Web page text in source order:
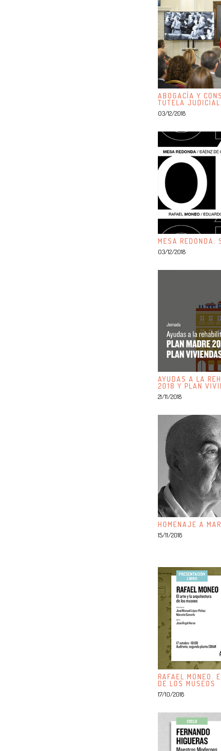
ABOGACÍA Y
TUTELA
03/12/2018
MESA
03/12/2018
AYUDAS A LA
2018 Y PLAN
21/11/2018
HOMENAJE A
15/11/2018
RAFAEL MONEO.
DE LOS MUSEOS
17/10/2018